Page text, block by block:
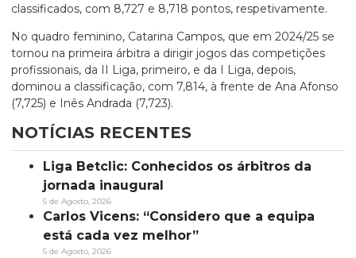
classificados, com 8,727 e 8,718 pontos, respetivamente.
No quadro feminino, Catarina Campos, que em 2024/25 se
tornou na primeira árbitra a dirigir jogos das competições
profissionais, da II Liga, primeiro, e da I Liga, depois,
dominou a classificação, com 7,814, à frente de Ana Afonso
(7,725) e Inês Andrada (7,723).
NOTÍCIAS RECENTES
Liga Betclic: Conhecidos os árbitros da
jornada inaugural
5 de Agosto, 2026
Carlos Vicens: “Considero que a equipa
está cada vez melhor”
5 de Agosto, 2026